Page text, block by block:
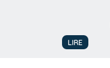
LIRE